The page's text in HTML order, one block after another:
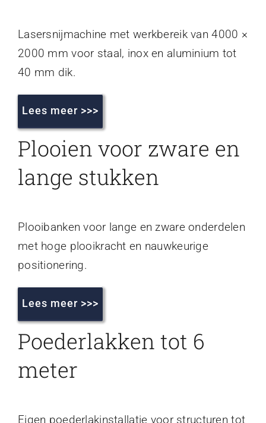
Lasersnijmachine met werkbereik van 4000 ×
2000 mm voor staal, inox en aluminium tot
40 mm dik.
Lees meer >>>
Plooien voor zware en
lange stukken
Plooibanken voor lange en zware onderdelen
met hoge plooikracht en nauwkeurige
positionering.
Lees meer >>>
Poederlakken tot 6
meter
Eigen poederlakinstallatie voor structuren tot